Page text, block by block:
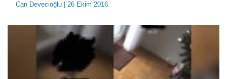
Can Devecioğlu | 26 Ekim 2016